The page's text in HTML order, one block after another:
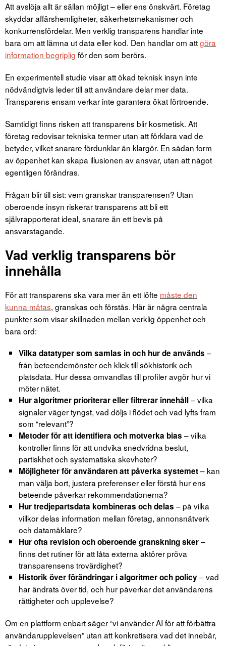
Att avslöja allt är sällan möjligt – eller ens önskvärt. Företag
skyddar affärshemligheter, säkerhetsmekanismer och
konkurrensfördelar. Men verklig transparens handlar inte
bara om att lämna ut data eller kod. Den handlar om attgöra
information begriplig för den som berörs.
En experimentell studie visar att ökad teknisk insyn inte
nödvändigtvis leder till att användare delar mer data.
Transparens ensam verkar inte garantera ökat förtroende.
Samtidigt finns risken att transparens blir kosmetisk. Att
företag redovisar tekniska termer utan att förklara vad de
betyder, vilket snarare fördunklar än klargör. En sådan form
av öppenhet kan skapa illusionen av ansvar, utan att något
egentligen förändras.
Frågan blir till sist: vem granskar transparensen? Utan
oberoende insyn riskerar transparens att bli ett
självrapporterat ideal, snarare än ett bevis på
ansvarstagande.
Vad verklig transparens bör
innehålla
För att transparens ska vara mer än ett löfte måste den
kunna mätas, granskas och förstås. Här är några centrala
punkter som visar skillnaden mellan verklig öppenhet och
bara ord:
Vilka datatyper som samlas in och hur de används –
från beteendemönster och klick till sökhistorik och
platsdata. Hur dessa omvandlas till profiler avgör hur vi
möter nätet.
Hur algoritmer prioriterar eller filtrerar innehåll– vilka
signaler väger tyngst, vad döljs i flödet och vad lyfts fram
som “relevant”?
Metoder för att identifiera och motverka bias – vilka
kontroller finns för att undvika snedvridna beslut,
partiskhet och systematiska skevheter?
Möjligheter för användaren att påverka systemet– kan
man välja bort, justera preferenser eller förstå hur ens
beteende påverkar rekommendationerna?
Hur tredjepartsdata kombineras och delas – på vilka
villkor delas information mellan företag, annonsnätverk
och datamäklare?
Hur ofta revision och oberoende granskning sker–
finns det rutiner för att låta externa aktörer pröva
transparensens trovärdighet?
Historik över förändringar i algoritmer och policy– vad
har ändrats över tid, och hur påverkar det användarens
rättigheter och upplevelse?
Om en plattform enbart säger “vi använder AI för att förbättra
användarupplevelsen” utan att konkretisera vad det innebär,